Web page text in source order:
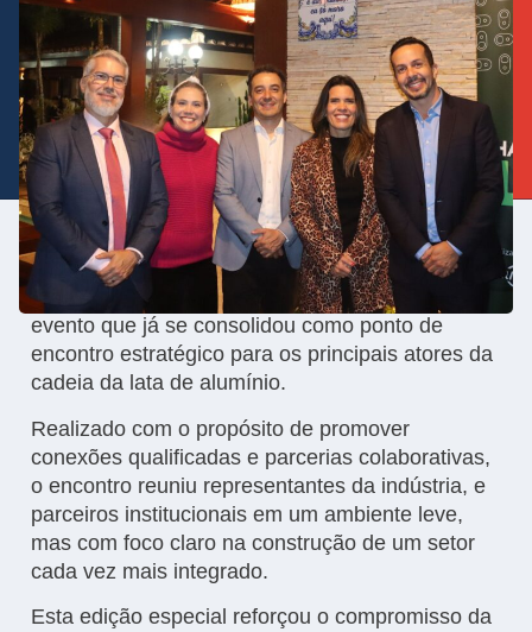
No dia 22 de maio, estivemos presentes como
apoiadores da 5ª edição do
Happy na Lata
evento que já se consolidou como ponto de
encontro estratégico para os principais atores da
cadeia da lata de alumínio.
Realizado com o propósito de promover
conexões qualificadas e parcerias colaborativas,
o encontro reuniu representantes da indústria, e
parceiros institucionais em um ambiente leve,
mas com foco claro na construção de um setor
cada vez mais integrado.
Esta edição especial reforçou o compromisso da